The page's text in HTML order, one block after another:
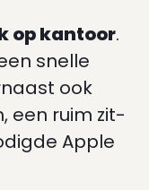
op kantoor.
snelle
ook
een ruim zit-
Apple